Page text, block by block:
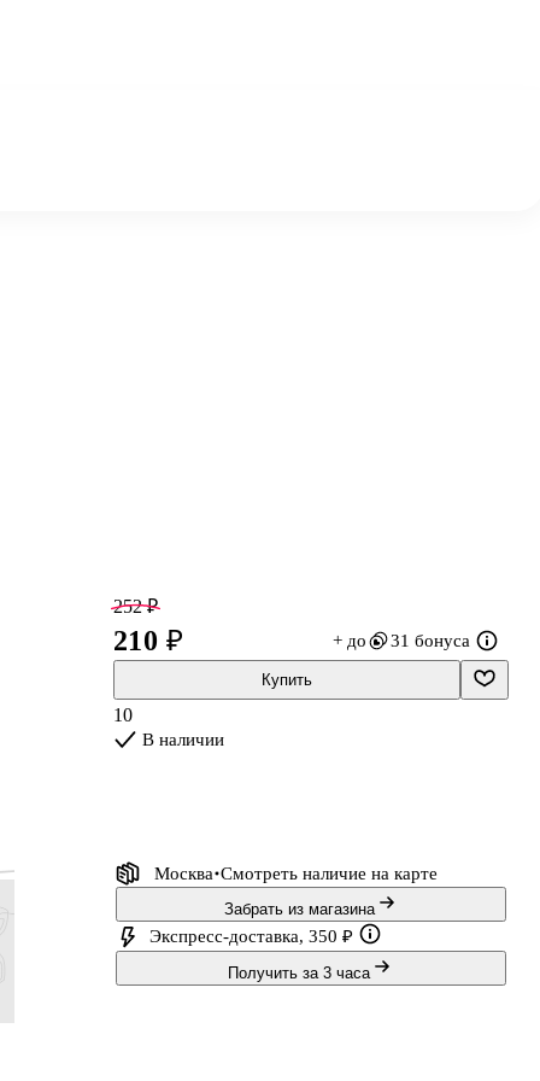
252 ₽
210 ₽ + до 31 бонуса
Купить
10
В наличии
Москва Смотреть наличие на карте
Забрать из магазина
Экспресс-доставка, 350 ₽
Получить за 3 часа